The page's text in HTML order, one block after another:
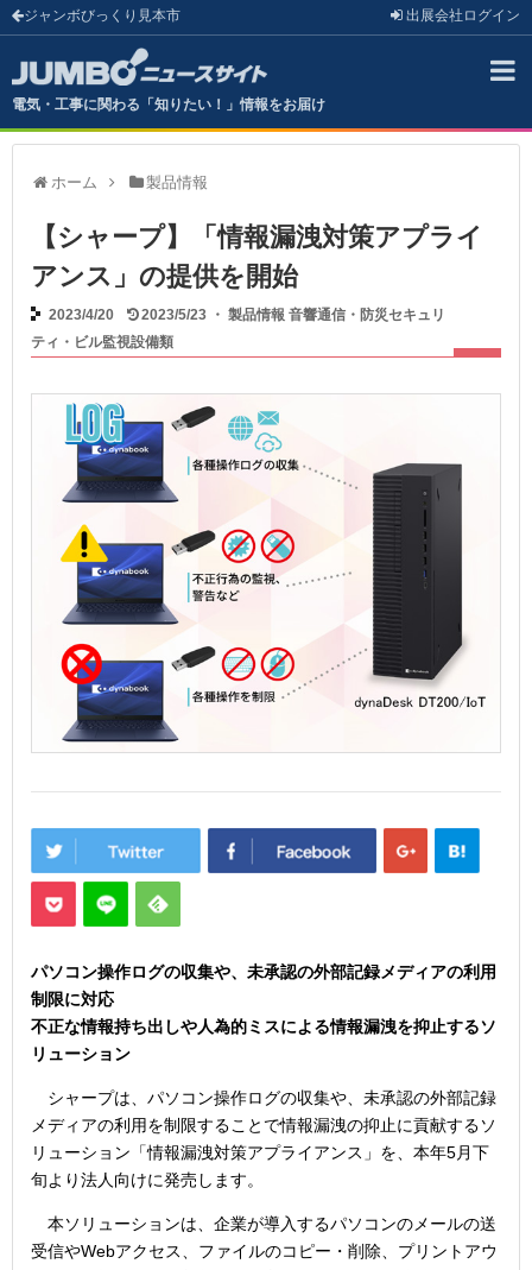
ジャンボびっくり見本市 出展会社 ログイン
電気・工事に関わる「知りたい！」情報をお届け
ホーム 製品情報
【シャープ】「情報漏洩対策アプライ
アンス」の提供を開始
2023/4/20 2023/5/23 ・製品情報 音響通信・防災セキュリ
ティ・ビル監視設備類
パソコン操作ログの収集や、未承認の外部記録メディアの利用
制限に対応
不正な情報持ち出しや人為的ミスによる情報漏洩を抑止するソ
リューション
シャープは、パソコン操作ログの収集や、未承認の外部記録
メディアの利用を制限することで情報漏洩の抑止に貢献するソ
リューション「情報漏洩対策アプライアンス」を、本年5月下
旬より法人向けに発売します。
本ソリューションは、企業が導入するパソコンのメールの送
受信やWebアクセス、ファイルのコピー・削除、プリントアウ